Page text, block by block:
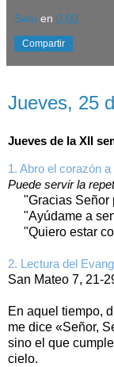
Satu en 0:00
Compartir
Jueves, 25
Jueves de la XII
1. Abro el corazón a
Puede servir la
"Gracias Señor
"Ayúdame a
"Quiero estar
2. Lectura del
San Mateo 7, 21-
En aquel tiempo,
me dice «Señor,
sino el que
cielo.